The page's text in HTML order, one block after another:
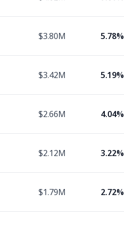
5.78%
$3.80M
5.19%
$3.42M
4.04%
$2.66M
3.22%
$2.12M
2.72%
$1.79M